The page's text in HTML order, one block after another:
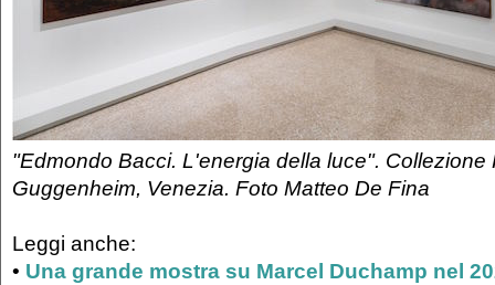
"Edmondo Bacci. L'energia della luce". Collezione
Guggenheim, Venezia. Foto Matteo De Fina
Leggi anche:
• Una grande mostra su Marcel Duchamp nel